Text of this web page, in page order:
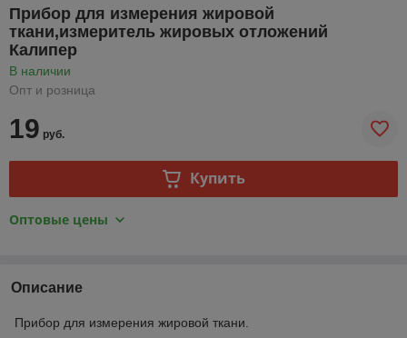
Прибор для измерения жировой
ткани,измеритель жировых отложений
Калипер
В наличии
Опт и розница
19 руб.
Купить
Оптовые цены
Описание
Прибор для измерения жировой ткани.